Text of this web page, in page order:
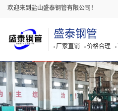
欢迎来到盐山盛泰钢管有限公司！
盛泰钢管
厂家直销 价格合理